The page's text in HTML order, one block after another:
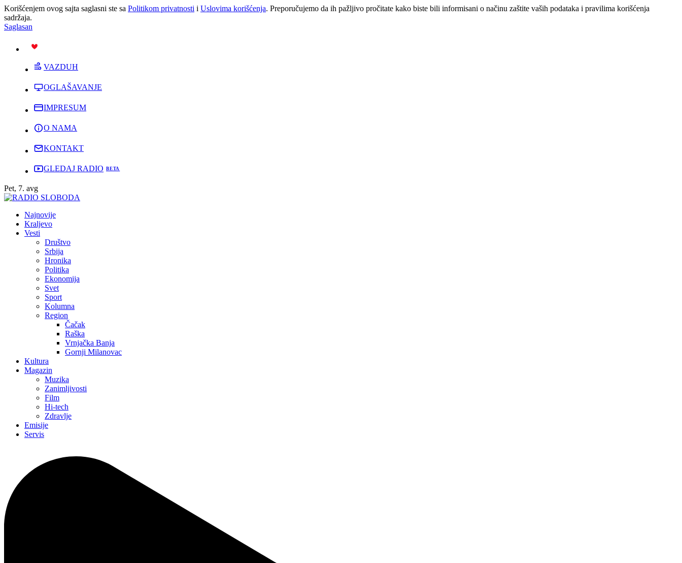
Korišćenjem ovog sajta saglasni ste sa Politikom privatnosti i Uslovima korišćenja. Preporučujemo da ih pažljivo pročitate kako biste bili informisani o načinu zaštite vaših podataka i pravilima korišćenja
sadržaja.
Saglasan
VAZDUH
OGLAŠAVANJE
IMPRESUM
O NAMA
KONTAKT
GLEDAJ RADIO
Pet, 7. avg
Najnovije
Kraljevo
Vesti
Društvo
Srbija
Hronika
Politika
Ekonomija
Svet
Sport
Kolumna
Region
Čačak
Raška
Vrnjačka Banja
Gornji Milanovac
Kultura
Magazin
Muzika
Zanimljivosti
Film
Hi-tech
Zdravlje
Emisije
Servis